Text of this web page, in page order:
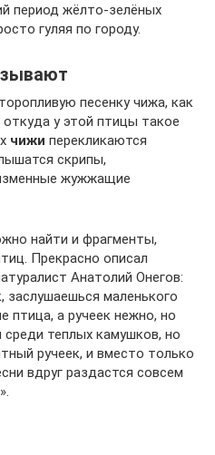
период жёлто-зелёных
гуляя по городу.
песенку чижа, как
у этой птицы такое
чижи перекликаются
скрипы,
жужжащие
найти и фрагменты,
Прекрасно описал
Анатолий Онегов:
заслушаешься маленького
птица, а ручеек нежно, но
среди теплых камушков, но
ручеек, и вместо только
вдруг раздастся совсем